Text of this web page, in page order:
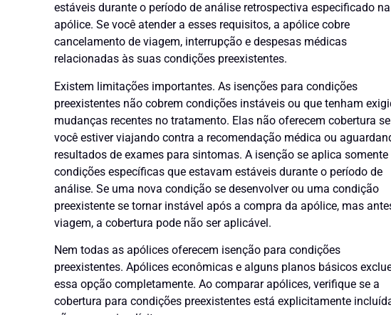
estáveis durante o período de análise retrospectiva especificado na
apólice. Se você atender a esses requisitos, a apólice cobre
cancelamento de viagem, interrupção e despesas médicas
relacionadas às suas condições preexistentes.
Existem limitações importantes. As isenções para condições
preexistentes não cobrem condições instáveis ou que tenham
mudanças recentes no tratamento. Elas não oferecem cobertura se
você estiver viajando contra a recomendação médica ou
resultados de exames para sintomas. A isenção se aplica somente
condições específicas que estavam estáveis durante o período de
análise. Se uma nova condição se desenvolver ou uma condição
preexistente se tornar instável após a compra da apólice, mas
viagem, a cobertura pode não ser aplicável.
Nem todas as apólices oferecem isenção para condições
preexistentes. Apólices econômicas e alguns planos básicos
essa opção completamente. Ao comparar apólices, verifique se a
cobertura para condições preexistentes está explicitamente